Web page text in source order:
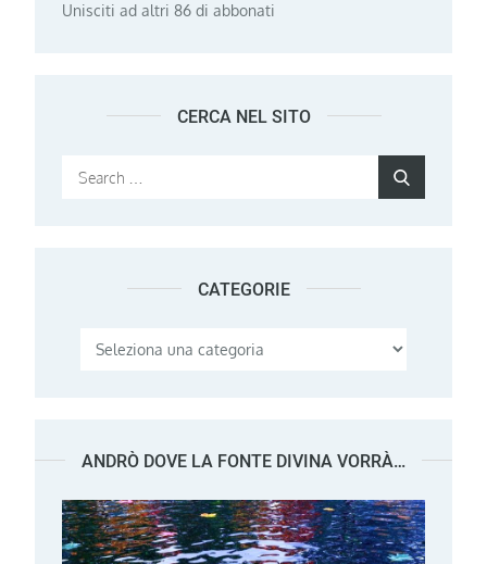
Unisciti ad altri 86 di abbonati
CERCA NEL SITO
Search
CATEGORIE
Categorie
ANDRÒ DOVE LA FONTE DIVINA VORRÀ…